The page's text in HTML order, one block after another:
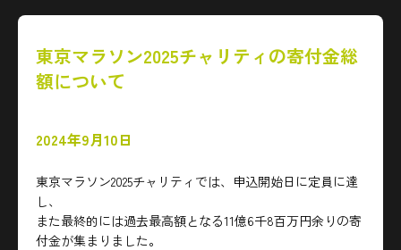
東京マラソン2025チャリティの寄付金総
額について
2024年9月10日
東京マラソン2025チャリティでは、申込開始日に定員に達
し、
また最終的には過去最高額となる11億6千8百万円余りの寄
付金が集まりました。